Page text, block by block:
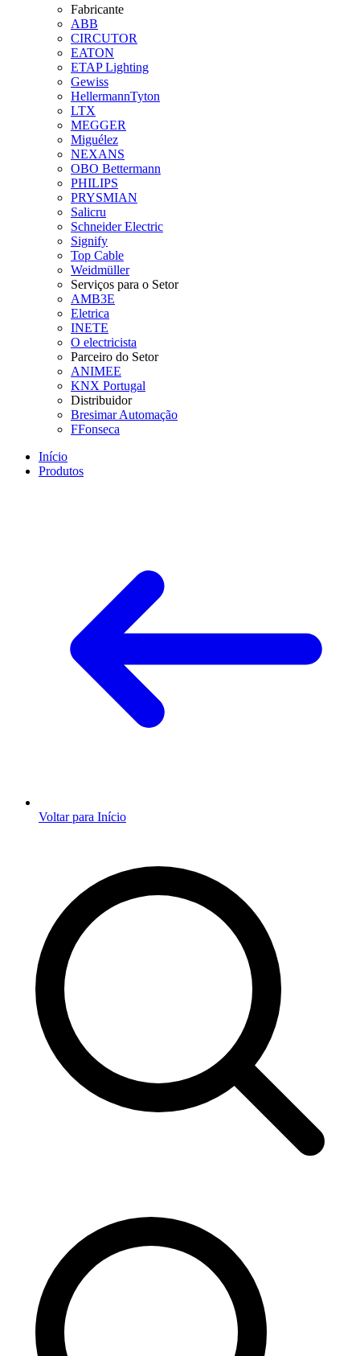
Fabricante
ABB
CIRCUTOR
EATON
ETAP Lighting
Gewiss
HellermannTyton
LTX
MEGGER
Miguélez
NEXANS
OBO Bettermann
PHILIPS
PRYSMIAN
Salicru
Schneider Electric
Signify
Top Cable
Weidmüller
Serviços para o Setor
AMB3E
Eletrica
INETE
O electricista
Parceiro do Setor
ANIMEE
KNX Portugal
Distribuidor
Bresimar Automação
FFonseca
Início
Produtos
Voltar para Início